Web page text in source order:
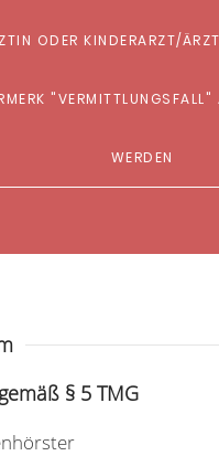
ODER KINDERARZT/
"VERMITTLUNGSFALL"
WERDEN
§ 5 TMG